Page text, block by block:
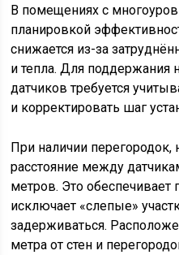
В помещениях с
планировкой
снижается из-за
и тепла. Для
датчиков требуется
и корректировать шаг
При наличии
расстояние между
метров. Это обеспечивает
исключает «слепые»
задерживаться.
метра от стен и